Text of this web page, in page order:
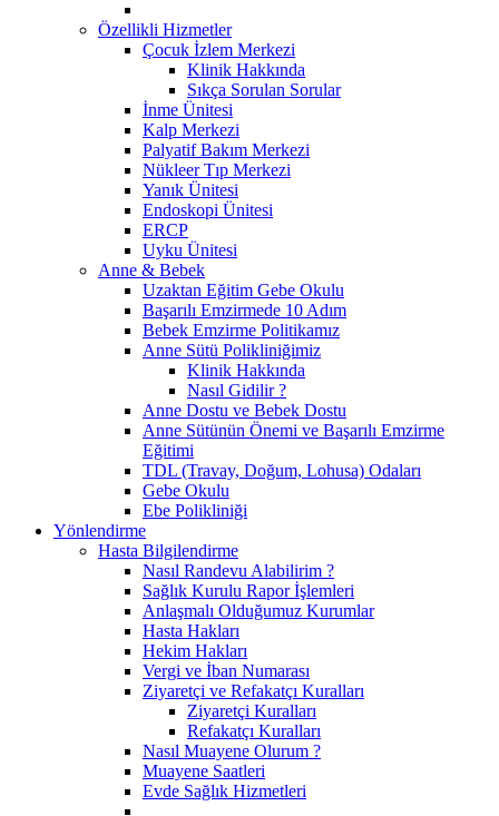
Özellikli Hizmetler
Çocuk İzlem Merkezi
Klinik Hakkında
Sıkça Sorulan Sorular
İnme Ünitesi
Kalp Merkezi
Palyatif Bakım Merkezi
Nükleer Tıp Merkezi
Yanık Ünitesi
Endoskopi Ünitesi
ERCP
Uyku Ünitesi
Anne & Bebek
Uzaktan Eğitim Gebe Okulu
Başarılı Emzirmede 10 Adım
Bebek Emzirme Politikamız
Anne Sütü Polikliniğimiz
Klinik Hakkında
Nasıl Gidilir ?
Anne Dostu ve Bebek Dostu
Anne Sütünün Önemi ve Başarılı Emzirme
Eğitimi
TDL (Travay, Doğum, Lohusa) Odaları
Gebe Okulu
Ebe Polikliniği
Yönlendirme
Hasta Bilgilendirme
Nasıl Randevu Alabilirim ?
Sağlık Kurulu Rapor İşlemleri
Anlaşmalı Olduğumuz Kurumlar
Hasta Hakları
Hekim Hakları
Vergi ve İban Numarası
Ziyaretçi ve Refakatçı Kuralları
Ziyaretçi Kuralları
Refakatçı Kuralları
Nasıl Muayene Olurum ?
Muayene Saatleri
Evde Sağlık Hizmetleri